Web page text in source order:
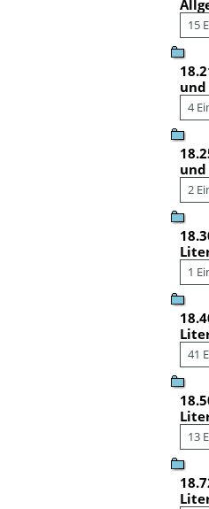
15
4
2
1
41
13